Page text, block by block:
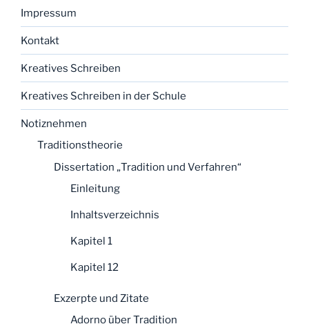
Impressum
Kontakt
Kreatives Schreiben
Kreatives Schreiben in der Schule
Notiznehmen
Traditionstheorie
Dissertation „Tradition und Verfahren“
Einleitung
Inhaltsverzeichnis
Kapitel 1
Kapitel 12
Exzerpte und Zitate
Adorno über Tradition